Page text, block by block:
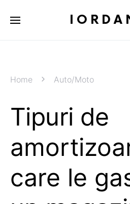
Home Auto/Moto
Tipuri de
care le